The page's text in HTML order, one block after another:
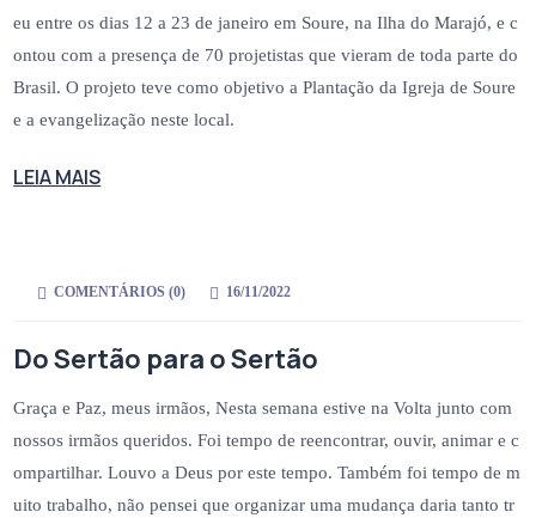
eu entre os dias 12 a 23 de janeiro em Soure, na Ilha do Marajó, e c
ontou com a presença de 70 projetistas que vieram de toda parte do
Brasil. O projeto teve como objetivo a Plantação da Igreja de Soure
e a evangelização neste local.
LEIA MAIS
COMENTÁRIOS (0) 16/11/2022
Do Sertão para o Sertão
Graça e Paz, meus irmãos, Nesta semana estive na Volta junto com
nossos irmãos queridos. Foi tempo de reencontrar, ouvir, animar e c
ompartilhar. Louvo a Deus por este tempo. Também foi tempo de m
uito trabalho, não pensei que organizar uma mudança daria tanto tr